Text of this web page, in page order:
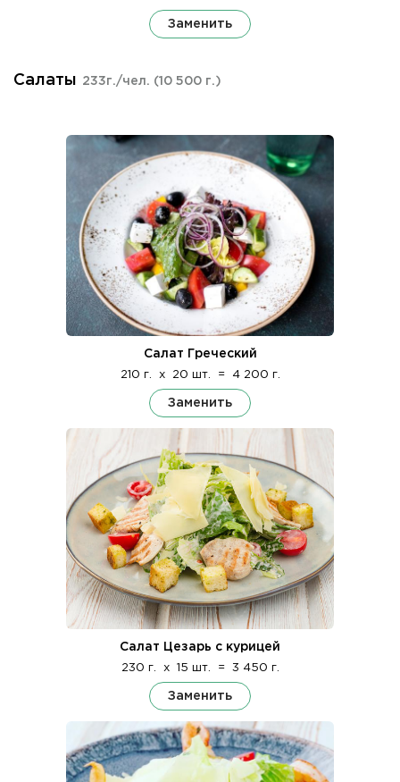
Заменить
Салаты 233г./чел. (10 500 г.)
Салат Греческий
210 г. x 20 шт. = 4 200 г.
Заменить
Салат Цезарь с курицей
230 г. x 15 шт. = 3 450 г.
Заменить